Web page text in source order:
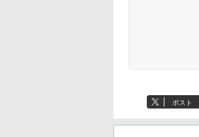
テリー、広告なし、
ブラック
ポスト